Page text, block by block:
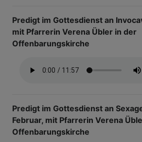
Predigt im Gottesdienst an
mit Pfarrerin Verena Übler in der
Offenbarungskirche
Predigt im Gottesdienst an
Februar, mit Pfarrerin Verena
Offenbarungskirche